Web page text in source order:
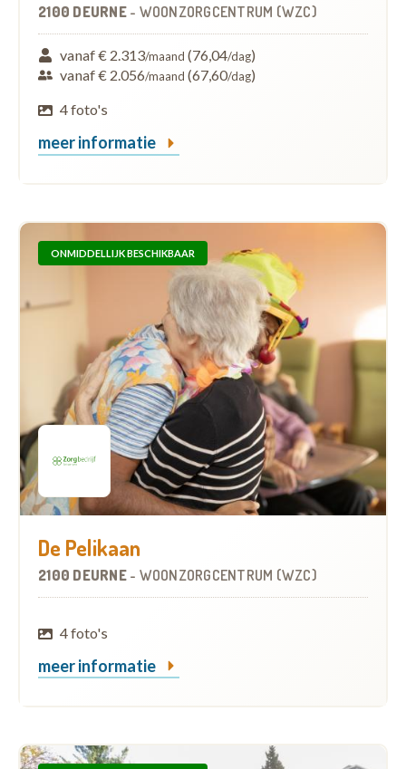
2100 DEURNE - WOONZORGCENTRUM (WZC)
vanaf € 2.313/maand (76,04/dag)
vanaf € 2.056/maand (67,60/dag)
4 foto's
meer informatie
ONMIDDELLIJK BESCHIKBAAR
De Pelikaan
2100 DEURNE - WOONZORGCENTRUM (WZC)
4 foto's
meer informatie